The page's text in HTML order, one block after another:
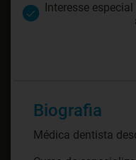
Interesse
Biografia
Médica dentista